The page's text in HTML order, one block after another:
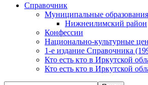
Справочник
Муниципальные образования
Нижнеилимский район
Конфессии
Национально-культурные
1-е издание Справочника
Кто есть кто в Иркутской
Кто есть кто в Иркутской